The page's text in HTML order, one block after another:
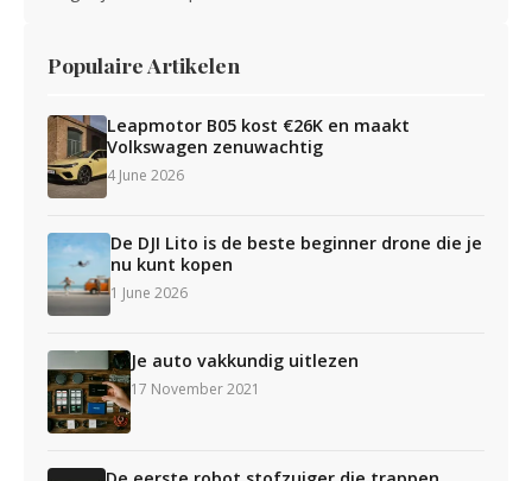
Populaire Artikelen
Leapmotor B05 kost €26K en maakt
Volkswagen zenuwachtig
4 June 2026
De DJI Lito is de beste beginner drone die je
nu kunt kopen
1 June 2026
Je auto vakkundig uitlezen
17 November 2021